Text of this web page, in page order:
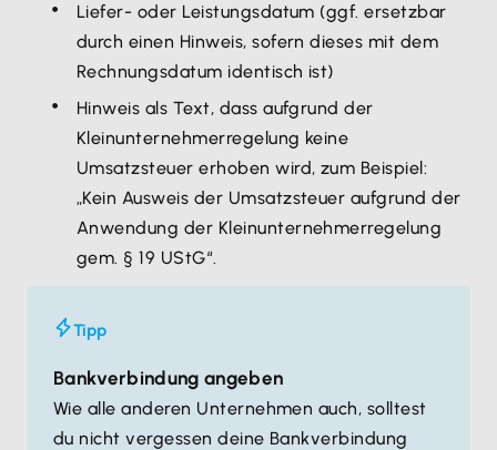
Liefer- oder Leistungsdatum (ggf. ersetzbar
durch einen Hinweis, sofern dieses mit dem
Rechnungsdatum identisch ist)
Hinweis als Text, dass aufgrund der
Kleinunternehmerregelung keine
Umsatzsteuer erhoben wird, zum Beispiel:
„Kein Ausweis der Umsatzsteuer aufgrund der
Anwendung der Kleinunternehmerregelung
gem. § 19 UStG“.
Tipp
Bankverbindung angeben
Wie alle anderen Unternehmen auch, solltest
du nicht vergessen deine Bankverbindung